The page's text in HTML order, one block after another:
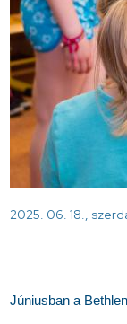
2025. 06. 18.,
Júniusban a